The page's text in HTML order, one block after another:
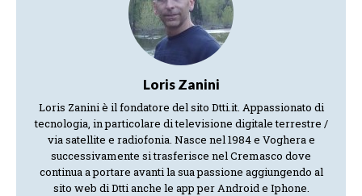
Loris Zanini
Loris Zanini è il fondatore del sito Dtti.it. Appassionato di
tecnologia, in particolare di televisione digitale terrestre /
via satellite e radiofonia. Nasce nel 1984 e Voghera e
successivamente si trasferisce nel Cremasco dove
continua a portare avanti la sua passione aggiungendo al
sito web di Dtti anche le app per Android e Iphone.